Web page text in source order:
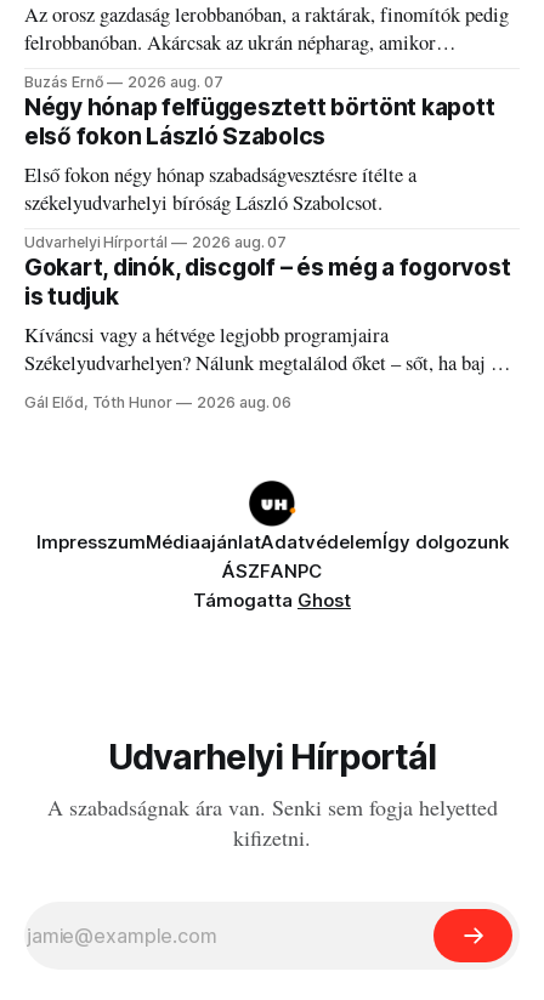
Az orosz gazdaság lerobbanóban, a raktárak, finomítók pedig
felrobbanóban. Akárcsak az ukrán népharag, amikor
elégedetlen vezetőivel.
Buzás Ernő 2026 aug. 07
Négy hónap felfüggesztett börtönt kapott
első fokon László Szabolcs
Első fokon négy hónap szabadságvesztésre ítélte a
székelyudvarhelyi bíróság László Szabolcsot.
Udvarhelyi Hírportál 2026 aug. 07
Gokart, dinók, discgolf – és még a fogorvost
is tudjuk
Kíváncsi vagy a hétvége legjobb programjaira
Székelyudvarhelyen? Nálunk megtalálod őket – sőt, ha baj van
a fogaddal, a fogorvosi ügyeletet is!
Gál Előd, Tóth Hunor 2026 aug. 06
ImpresszumMédiaajánlatAdatvédelemÍgy dolgozunk
ÁSZFANPC
Támogatta Ghost
Udvarhelyi Hírportál
A szabadságnak ára van. Senki sem fogja helyetted
kifizetni.